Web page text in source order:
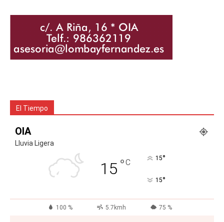
El Tiempo
OIA
Lluvia Ligera
15 °C 15°
15°
100 % 5.7kmh 75 %